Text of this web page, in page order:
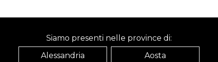
Siamo presenti nelle province di:
Alessandria
Aosta